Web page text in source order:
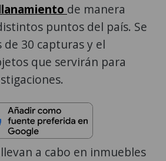
de manera
puntos del país. Se
30 capturas y el
que servirán para
a cabo en inmuebles